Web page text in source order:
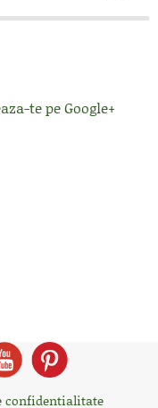
te pe Google+
confidentialitate